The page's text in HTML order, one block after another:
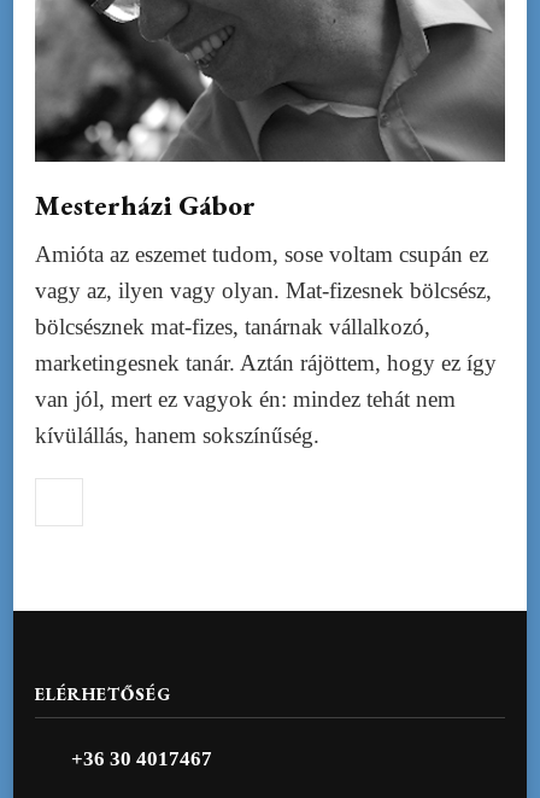
Mesterházi Gábor
Amióta az eszemet tudom, sose voltam csupán ez
vagy az, ilyen vagy olyan. Mat-fizesnek bölcsész,
bölcsésznek mat-fizes, tanárnak vállalkozó,
marketingesnek tanár. Aztán rájöttem, hogy ez így
van jól, mert ez vagyok én: mindez tehát nem
kívülállás, hanem sokszínűség.
ELÉRHETŐSÉG
+36 30 4017467